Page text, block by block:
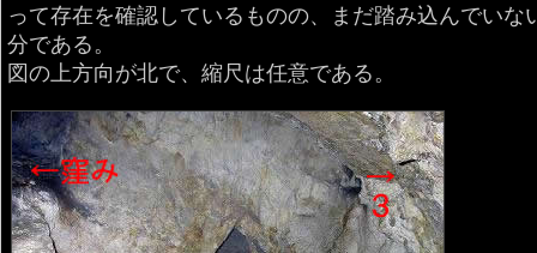
って存在を確認しているものの、まだ踏み込んでいな
分である。
図の上方向が北で、縮尺は任意である。